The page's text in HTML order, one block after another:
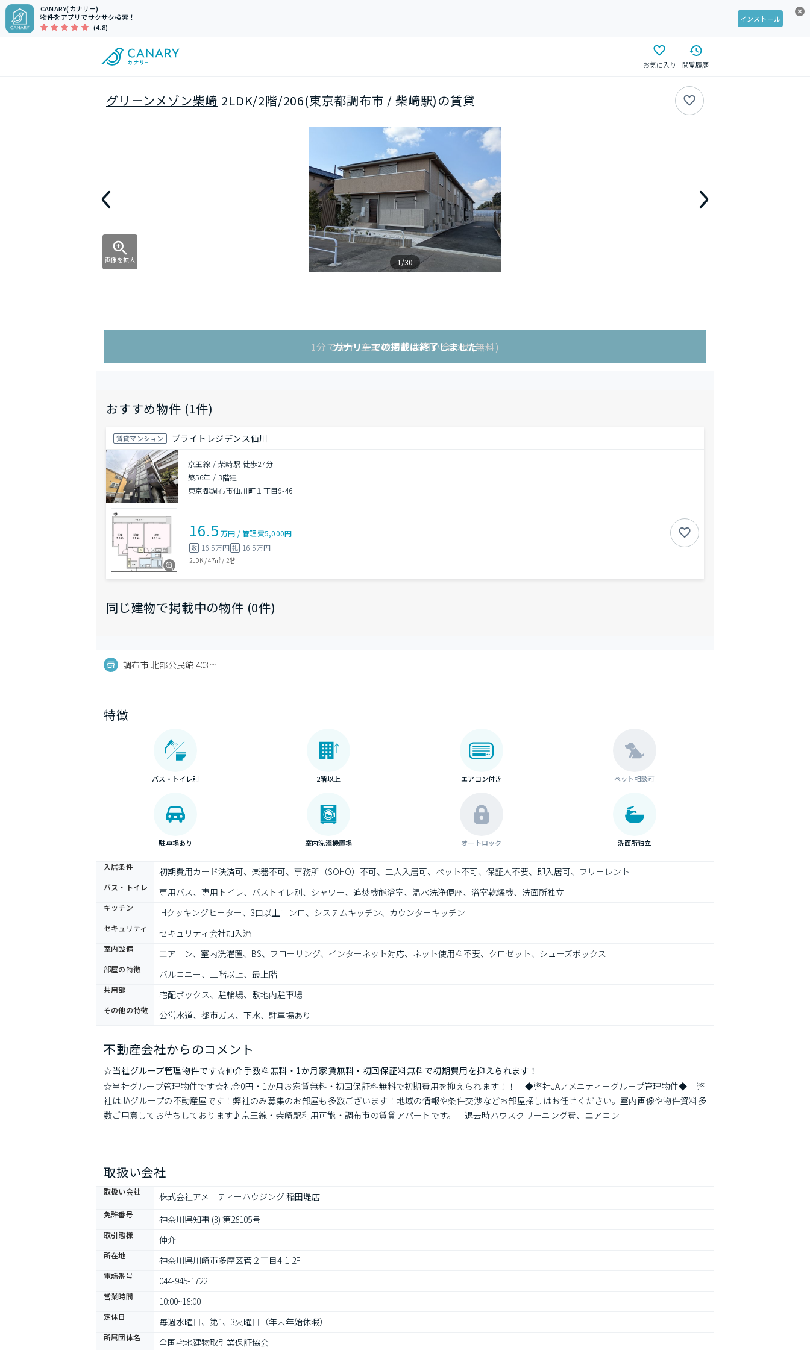
CANARY(カナリー)
物件をアプリでサクサク検索！
(4.8)
インストール
お気に入り 閲覧履歴
グリーンメゾン柴崎 2LDK/2階/206(東京都調布市 / 柴崎駅)の賃貸
画像を拡大 1/30
1分で完了!空室状況をお問い合わせ(無料)
カナリーでの掲載は終了しました
おすすめ物件 (1件)
賃貸マンション ブライトレジデンス仙川
京王線 / 柴崎駅 徒歩27分
築56年 / 3階建
東京都調布市仙川町１丁目9-46
16.5 万円 /管理費5,000円
敷 16.5万円 礼 16.5万円
2LDK/47㎡ / 2階
同じ建物で掲載中の物件 (0件)
調布市 北部公民館 403m
特徴
バス・トイレ別 2階以上 エアコン付き ペット相談可
駐車場あり 室内洗濯機置場 オートロック 洗面所独立
入居条件 初期費用カード決済可、楽器不可、事務所（SOHO）不可、二人入居可、ペット不可、保証人不要、即入居可、フリーレント
バス・トイレ 専用バス、専用トイレ、バストイレ別、シャワー、追焚機能浴室、温水洗浄便座、浴室乾燥機、洗面所独立
キッチン IHクッキングヒーター、3口以上コンロ、システムキッチン、カウンターキッチン
セキュリティ セキュリティ会社加入済
室内設備 エアコン、室内洗濯置、BS、フローリング、インターネット対応、ネット使用料不要、クロゼット、シューズボックス
部屋の特徴 バルコニー、二階以上、最上階
共用部 宅配ボックス、駐輪場、敷地内駐車場
その他の特徴 公営水道、都市ガス、下水、駐車場あり
不動産会社からのコメント
☆当社グループ管理物件です☆仲介手数料無料・1か月家賃無料・初回保証料無料で初期費用を抑えられます！
☆当社グループ管理物件です☆礼金0円・1か月お家賃無料・初回保証料無料で初期費用を抑えられます！！　◆弊社JAアメニティーグループ管理物件◆　弊
社はJAグループの不動産屋です！弊社のみ募集のお部屋も多数ございます！地域の情報や条件交渉などお部屋探しはお任せください。室内画像や物件資料多
数ご用意してお待ちしております♪京王線・柴崎駅利用可能・調布市の賃貸アパートです。　退去時ハウスクリーニング費、エアコン
取扱い会社
取扱い会社 株式会社アメニティーハウジング 稲田堤店
免許番号 神奈川県知事 (3) 第28105号
取引態様 仲介
所在地 神奈川県川崎市多摩区菅２丁目4-1-2F
電話番号 044-945-1722
営業時間 10:00~18:00
定休日 毎週水曜日、第1、3火曜日（年末年始休暇）
所属団体名 全国宅地建物取引業保証協会